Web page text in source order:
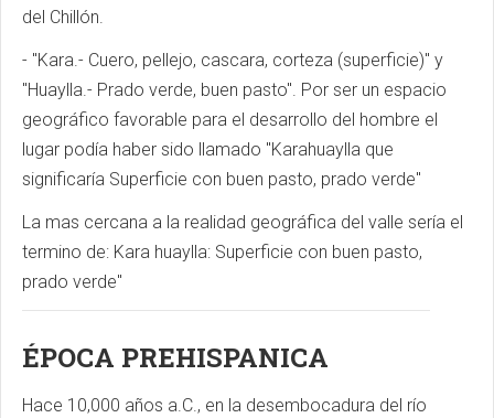
del Chillón.
- "Kara.- Cuero, pellejo, cascara, corteza (superficie)" y
"Huaylla.- Prado verde, buen pasto". Por ser un espacio
geográfico favorable para el desarrollo del hombre el
lugar podía haber sido llamado "Karahuaylla que
significaría Superficie con buen pasto, prado verde"
La mas cercana a la realidad geográfica del valle sería el
termino de: Kara huaylla: Superficie con buen pasto,
prado verde"
ÉPOCA PREHISPANICA
Hace 10,000 años a.C., en la desembocadura del río